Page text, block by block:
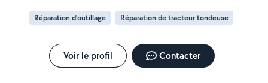
Réparation d’outillage Réparation de tracteur tondeuse
Voir le profil Contacter